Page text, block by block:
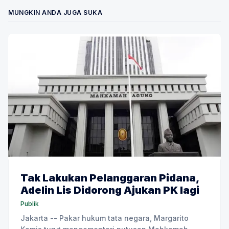
MUNGKIN ANDA JUGA SUKA
Tak Lakukan Pelanggaran Pidana,
Adelin Lis Didorong Ajukan PK lagi
Publik
Jakarta -- Pakar hukum tata negara, Margarito